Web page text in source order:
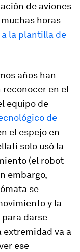
de aviones
horas
a la plantilla de
años han
reconocer en el
equipo de
de
el espejo en
solo usó la
(el robot
embargo,
se
y la
darse
extremidad va a
ese